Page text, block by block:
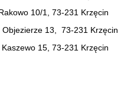
10/1, 73-231 Krzęcin
Objezierze 13, 73-231 Krzęcin
Kaszewo 15, 73-231 Krzęcin